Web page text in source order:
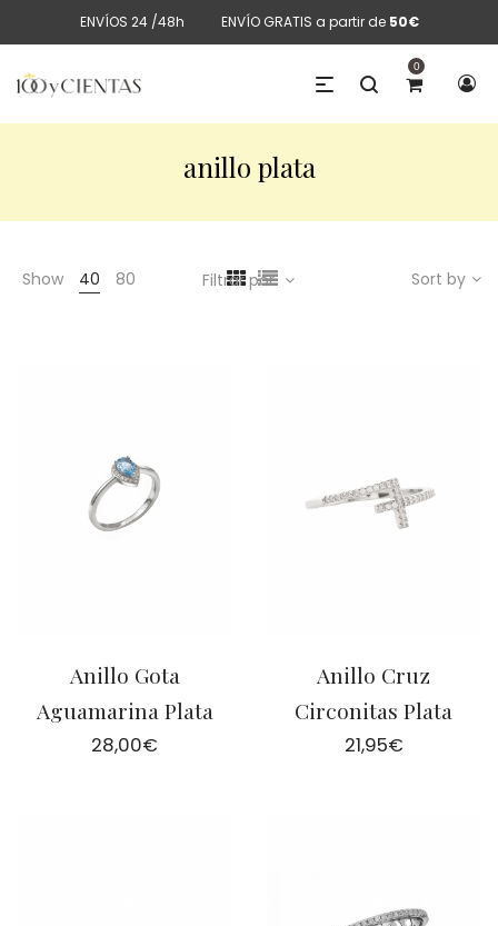
ENVÍOS 24 /48h ENVÍO GRATIS a partir de 50€
0
anillo plata
Show 40 80 Sort by
Filtrar por
Anillo Gota
Aguamarina Plata
28,00€
Anillo Cruz
Circonitas Plata
21,95€